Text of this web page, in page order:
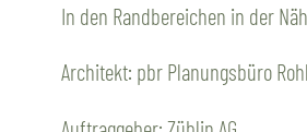
In den Randbereichen in der
Architekt: pbr Planungsbüro